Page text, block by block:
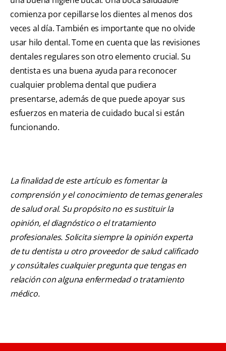
comienza por cepillarse los dientes al menos dos
veces al día. También es importante que no olvide
usar hilo dental. Tome en cuenta que las revisiones
dentales regulares son otro elemento crucial. Su
dentista es una buena ayuda para reconocer
cualquier problema dental que pudiera
presentarse, además de que puede apoyar sus
esfuerzos en materia de cuidado bucal si están
funcionando.
La finalidad de este artículo es fomentar la
comprensión y el conocimiento de temas generales
de salud oral. Su propósito no es sustituir la
opinión, el diagnóstico o el tratamiento
profesionales. Solicita siempre la opinión experta
de tu dentista u otro proveedor de salud calificado
y consúltales cualquier pregunta que tengas en
relación con alguna enfermedad o tratamiento
médico.